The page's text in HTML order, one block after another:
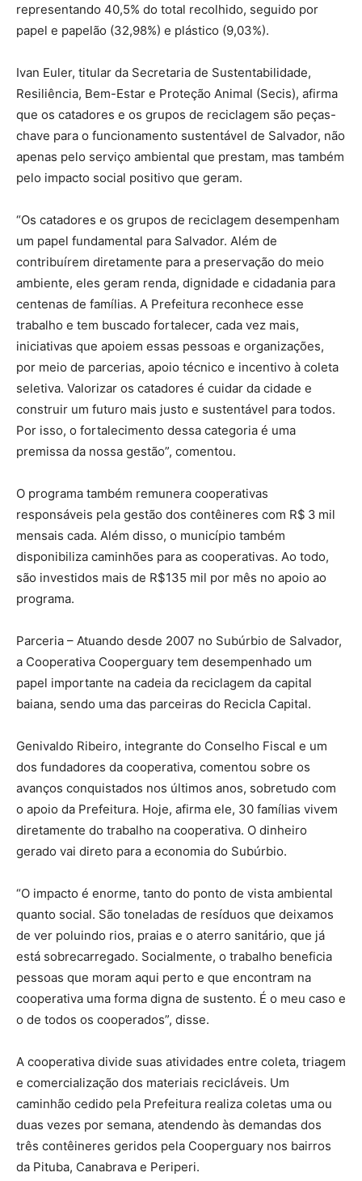
representando 40,5% do total recolhido, seguido por
papel e papelão (32,98%) e plástico (9,03%).
Ivan Euler, titular da Secretaria de Sustentabilidade,
Resiliência, Bem-Estar e Proteção Animal (Secis), afirma
que os catadores e os grupos de reciclagem são peças-
chave para o funcionamento sustentável de Salvador, não
apenas pelo serviço ambiental que prestam, mas também
pelo impacto social positivo que geram.
“Os catadores e os grupos de reciclagem desempenham
um papel fundamental para Salvador. Além de
contribuírem diretamente para a preservação do meio
ambiente, eles geram renda, dignidade e cidadania para
centenas de famílias. A Prefeitura reconhece esse
trabalho e tem buscado fortalecer, cada vez mais,
iniciativas que apoiem essas pessoas e organizações,
por meio de parcerias, apoio técnico e incentivo à coleta
seletiva. Valorizar os catadores é cuidar da cidade e
construir um futuro mais justo e sustentável para todos.
Por isso, o fortalecimento dessa categoria é uma
premissa da nossa gestão”, comentou.
O programa também remunera cooperativas
responsáveis pela gestão dos contêineres com R$ 3 mil
mensais cada. Além disso, o município também
disponibiliza caminhões para as cooperativas. Ao todo,
são investidos mais de R$135 mil por mês no apoio ao
programa.
Parceria – Atuando desde 2007 no Subúrbio de Salvador,
a Cooperativa Cooperguary tem desempenhado um
papel importante na cadeia da reciclagem da capital
baiana, sendo uma das parceiras do Recicla Capital.
Genivaldo Ribeiro, integrante do Conselho Fiscal e um
dos fundadores da cooperativa, comentou sobre os
avanços conquistados nos últimos anos, sobretudo com
o apoio da Prefeitura. Hoje, afirma ele, 30 famílias vivem
diretamente do trabalho na cooperativa. O dinheiro
gerado vai direto para a economia do Subúrbio.
“O impacto é enorme, tanto do ponto de vista ambiental
quanto social. São toneladas de resíduos que deixamos
de ver poluindo rios, praias e o aterro sanitário, que já
está sobrecarregado. Socialmente, o trabalho beneficia
pessoas que moram aqui perto e que encontram na
cooperativa uma forma digna de sustento. É o meu caso e
o de todos os cooperados”, disse.
A cooperativa divide suas atividades entre coleta, triagem
e comercialização dos materiais recicláveis. Um
caminhão cedido pela Prefeitura realiza coletas uma ou
duas vezes por semana, atendendo às demandas dos
três contêineres geridos pela Cooperguary nos bairros
da Pituba, Canabrava e Periperi.